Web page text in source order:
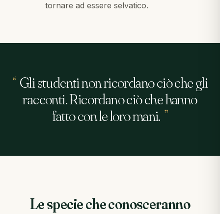
tornare ad essere selvatico.
“ Gli studenti non ricordano ciò che gli
racconti. Ricordano ciò che hanno
fatto con le loro mani. ”
Le specie che conosceranno